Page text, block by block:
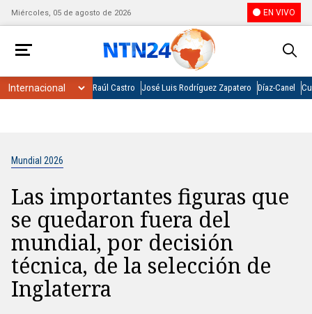
Miércoles, 05 de agosto de 2026 EN VIVO
Raúl Castro José Luis Rodríguez Zapatero Díaz-Canel
Mundial 2026
Las importantes figuras que
se quedaron fuera del
mundial, por decisión
técnica, de la selección de
Inglaterra